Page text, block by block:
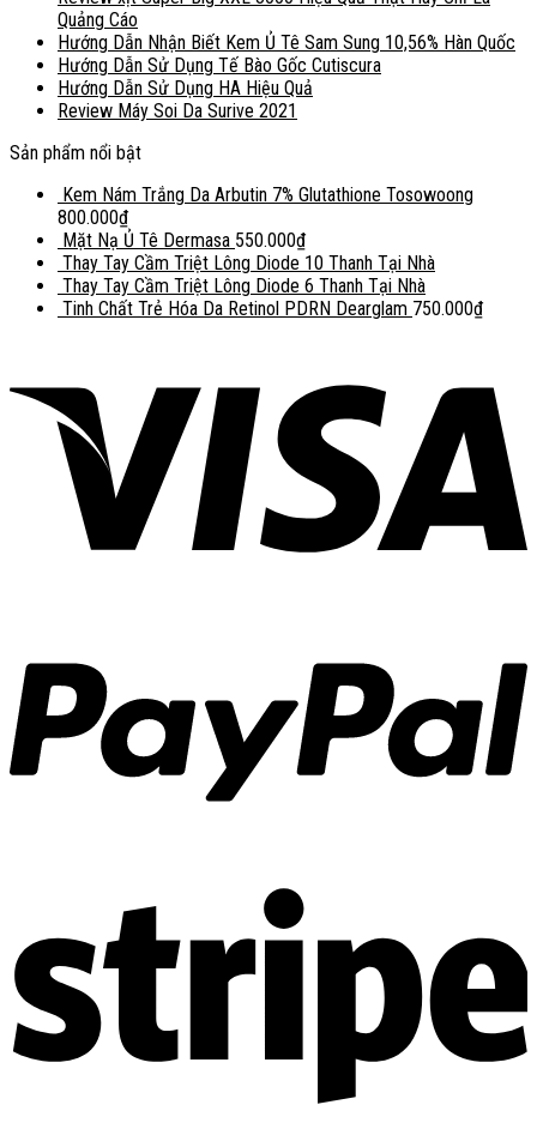
Quảng Cáo
Hướng Dẫn Nhận Biết Kem Ủ Tê Sam Sung 10,56% Hàn Quốc
Hướng Dẫn Sử Dụng Tế Bào Gốc Cutiscura
Hướng Dẫn Sử Dụng HA Hiệu Quả
Review Máy Soi Da Surive 2021
Sản phẩm nổi bật
Kem Nám Trắng Da Arbutin 7% Glutathione Tosowoong
800.000₫
Mặt Nạ Ủ Tê Dermasa 550.000₫
Thay Tay Cầm Triệt Lông Diode 10 Thanh Tại Nhà
Thay Tay Cầm Triệt Lông Diode 6 Thanh Tại Nhà
Tinh Chất Trẻ Hóa Da Retinol PDRN Dearglam 750.000₫